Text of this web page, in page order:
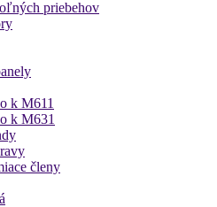
priebehov
k M611
k M631
členy